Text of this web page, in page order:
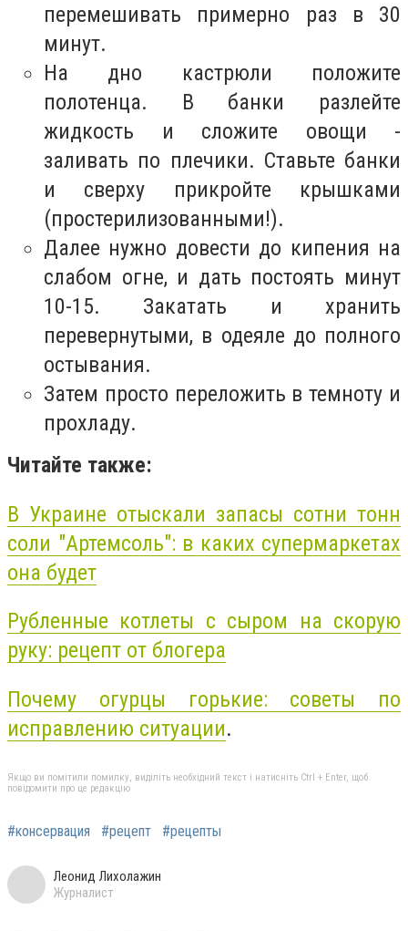
перемешивать примерно раз в 30
минут.
На дно кастрюли положите
полотенца. В банки разлейте
жидкость и сложите овощи -
заливать по плечики. Ставьте банки
и сверху прикройте крышками
(простерилизованными!).
Далее нужно довести до кипения на
слабом огне, и дать постоять минут
10-15. Закатать и хранить
перевернутыми, в одеяле до полного
остывания.
Затем просто переложить в темноту и
прохладу.
Читайте также:
В Украине отыскали запасы сотни тонн
соли "Артемсоль": в каких супермаркетах
она будет
Рубленные котлеты с сыром на скорую
руку: рецепт от блогера
Почему огурцы горькие: советы по
исправлению ситуации.
Якщо ви помітили помилку, виділіть необхідний текст і натисніть Ctrl + Enter, щоб
повідомити про це редакцію
#консервация #рецепт #рецепты
Леонид Лихолажин
Журналист